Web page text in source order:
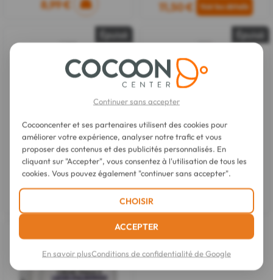
8,99 € 11,50 €
Épuisé
Waam
Gel de Lin Bio 100 ml
Épuisé
Waam
Gel Aloe Vera Bio 200 ml
Épuisé
Continuer sans accepter
Cocooncenter et ses partenaires utilisent des cookies pour
améliorer votre expérience, analyser notre trafic et vous
proposer des contenus et des publicités personnalisés. En
cliquant sur "Accepter", vous consentez à l'utilisation de tous les
cookies. Vous pouvez également "continuer sans accepter".
CHOISIR
ACCEPTER
En savoir plusConditions de confidentialité de Google